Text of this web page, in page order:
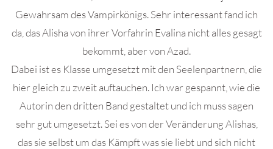
Gewahrsam des Vampirkönigs. Sehr interessant fand ich
da, das Alisha von ihrer Vorfahrin Evalina nicht alles gesagt
bekommt, aber von Azad.
Dabei ist es Klasse umgesetzt mit den Seelenpartnern, die
hier gleich zu zweit auftauchen. Ich war gespannt, wie die
Autorin den dritten Band gestaltet und ich muss sagen
sehr gut umgesetzt. Sei es von der Veränderung Alishas,
das sie selbst um das Kämpft was sie liebt und sich nicht